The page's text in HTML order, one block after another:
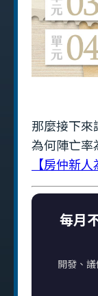
那麼接下來
為何陣亡率
【房仲新
每月
開發、